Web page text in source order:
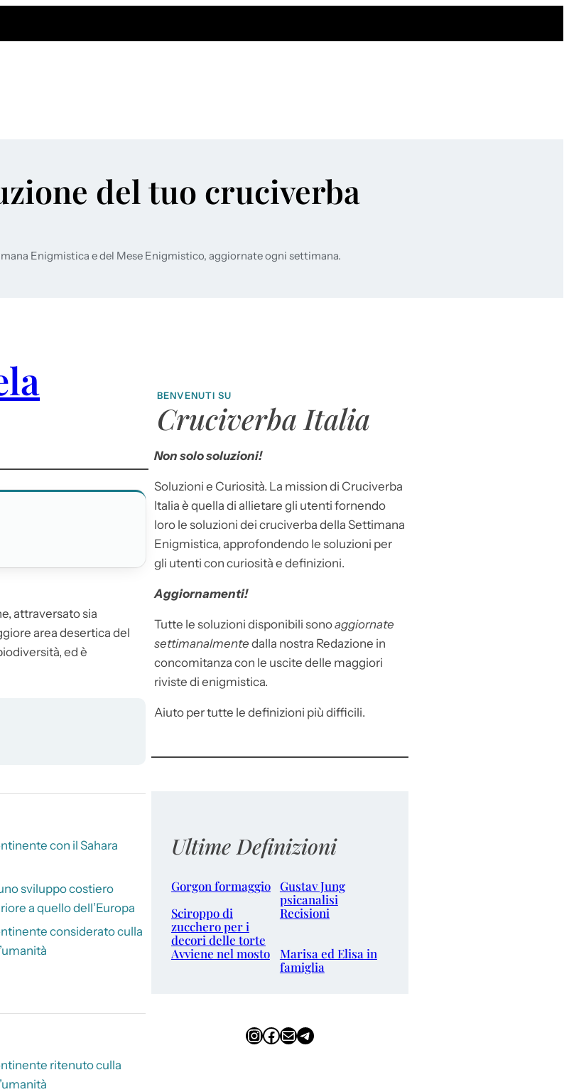
del tuo cruciverba
Enigmistica e del Mese Enigmistico, aggiornate ogni settimana.
attraversato sia
area desertica del
ed è
con il Sahara
sviluppo costiero
a quello dell’Europa
considerato culla
ritenuto culla
BENVENUTI SU
Cruciverba Italia
Non solo soluzioni!
Soluzioni e Curiosità. La mission di Cruciverba
Italia è quella di allietare gli utenti fornendo
loro le soluzioni dei cruciverba della Settimana
Enigmistica, approfondendo le soluzioni per
gli utenti con curiosità e definizioni.
Aggiornamenti!
Tutte le soluzioni disponibili sonoaggiornate
settimanalmente dalla nostra Redazione in
concomitanza con le uscite delle maggiori
riviste di enigmistica.
Aiuto per tutte le definizioni più difficili.
Ultime Definizioni
Gorgon formaggio Gustav Jung
psicanalisi
Sciroppo di
zucchero per i
decori delle torte
Recisioni
Avviene nel mosto
Marisa ed Elisa in
famiglia
InstagramFacebook Email Telegram